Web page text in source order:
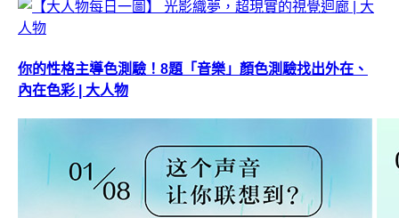
你的性格主導色測驗！8題「音樂」顏色測驗找出外在、
內在色彩 | 大人物